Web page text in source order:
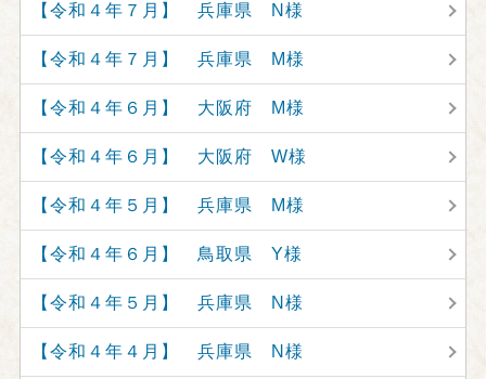
【令和４年７月】 兵庫県 N様
【令和４年７月】 兵庫県 M様
【令和４年６月】 大阪府 M様
【令和４年６月】 大阪府 W様
【令和４年５月】 兵庫県 M様
【令和４年６月】 鳥取県 Y様
【令和４年５月】 兵庫県 N様
【令和４年４月】 兵庫県 N様